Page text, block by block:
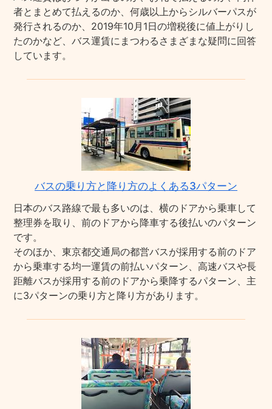
者とまとめて払えるのか、何歳以上からシルバーパスが
発行されるのか、2019年10月1日の増税後に値上がりし
たのかなど、バス運賃にまつわるさまざまな疑問に回答
しています。
バスの乗り方と降り方のよくある3パターン
日本のバス路線で最も多いのは、横のドアから乗車して
整理券を取り、前のドアから降車する後払いのパターン
です。
そのほか、東京都交通局の都営バスが採用する前のドア
から乗車する均一運賃の前払いパターン、高速バスや長
距離バスが採用する前のドアから乗降するパターン、主
に3パターンの乗り方と降り方があります。